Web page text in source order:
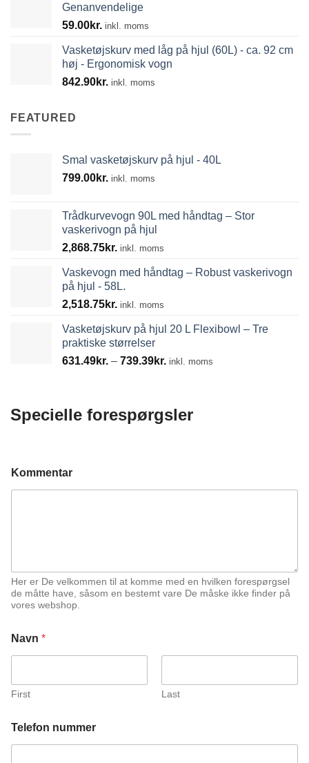
Genanvendelige
59.00kr. inkl. moms
Vasketøjskurv med låg på hjul (60L) - ca. 92 cm
høj - Ergonomisk vogn
842.90kr. inkl. moms
FEATURED
Smal vasketøjskurv på hjul - 40L
799.00kr. inkl. moms
Trådkurvevogn 90L med håndtag – Stor
vaskerivogn på hjul
2,868.75kr. inkl. moms
Vaskevogn med håndtag – Robust vaskerivogn
på hjul - 58L.
2,518.75kr. inkl. moms
Vasketøjskurv på hjul 20 L Flexibowl – Tre
praktiske størrelser
631.49kr. – 739.39kr. Prisinterval:
inkl. moms
Specielle forespørgsler
Kommentar
Her er De velkommen til at komme med en hvilken forespørgsel
de måtte have, såsom en bestemt vare De måske ikke finder på
vores webshop.
Navn *
First Last
a
v
Telefon nummer